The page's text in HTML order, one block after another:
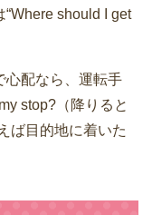
should I get
心配なら、運転手
stop?（降りると
ば目的地に着いた